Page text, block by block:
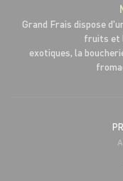
Grand Frais dispose
fruits et
exotiques, la